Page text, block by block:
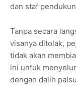
dan staf
Tanpa secara
visanya ditolak,
tidak akan
ini untuk
dengan dalih